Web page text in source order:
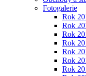
Fotogalerie
Rok
Rok
Rok
Rok
Rok
Rok
Rok